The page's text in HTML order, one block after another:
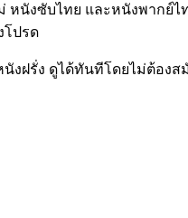
หนังซับไทย และหนังพาก
โปรด
งฝรั่ง ดูได้ทันทีโดยไม่ต้